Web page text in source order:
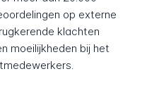
op externe
klachten
moeilijkheden bij het